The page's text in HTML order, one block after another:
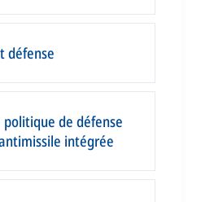
défense
politique de défense
intégrée